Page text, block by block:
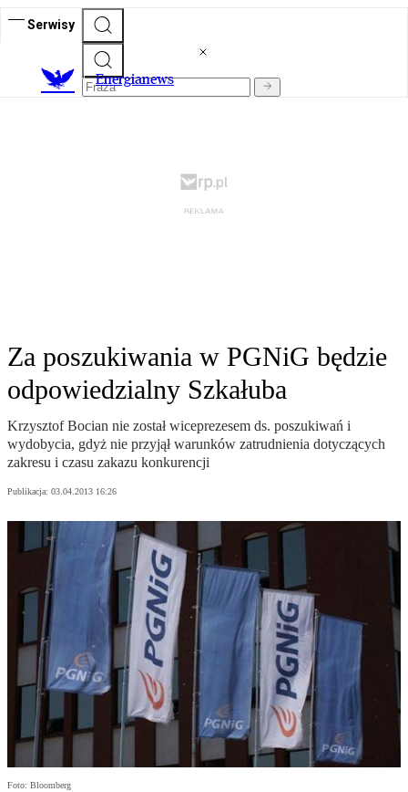
Serwisy
Energianews
Za poszukiwania w PGNiG będzie
odpowiedzialny Szkałuba
Krzysztof Bocian nie został wiceprezesem ds. poszukiwań i
wydobycia, gdyż nie przyjął warunków zatrudnienia dotyczących
zakresu i czasu zakazu konkurencji
Publikacja: 03.04.2013 16:26
Foto: Bloomberg